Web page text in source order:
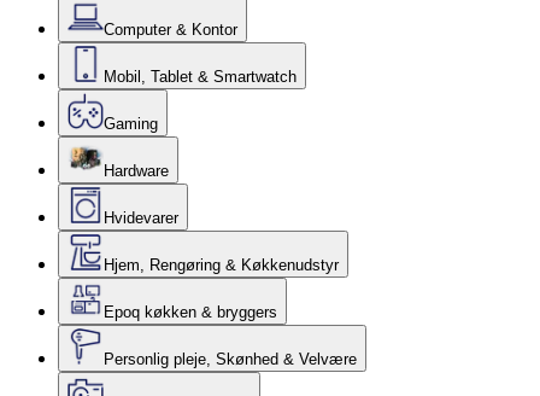
Computer & Kontor
Mobil, Tablet & Smartwatch
Gaming
Hardware
Hvidevarer
Hjem, Rengøring & Køkkenudstyr
Epoq køkken & bryggers
Personlig pleje, Skønhed & Velvære